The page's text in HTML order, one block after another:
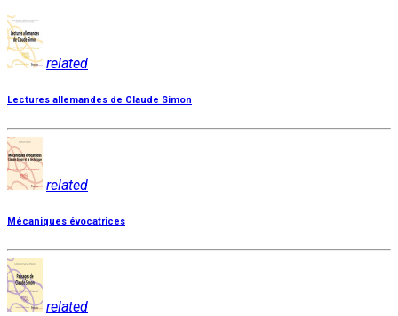
related
Lectures allemandes de Claude Simon
related
Mécaniques évocatrices
related